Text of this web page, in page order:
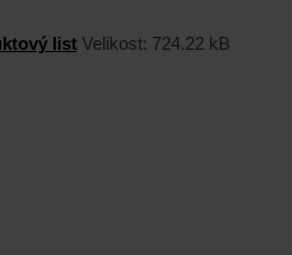
list Velikost: 724.22 kB